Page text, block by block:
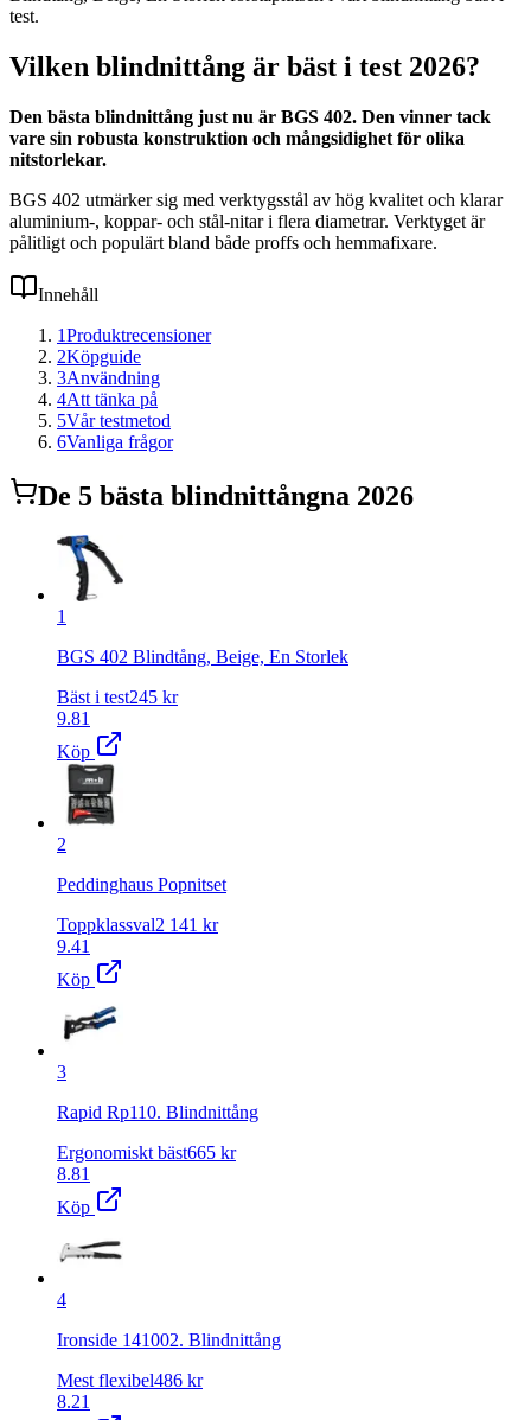
test.
Vilken blindnittång är bäst i test 2026?
Den bästa blindnittång just nu är BGS 402. Den vinner tack
vare sin robusta konstruktion och mångsidighet för olika
nitstorlekar.
BGS 402 utmärker sig med verktygsstål av hög kvalitet och klarar
aluminium-, koppar- och stål-nitar i flera diametrar. Verktyget är
pålitligt och populärt bland både proffs och hemmafixare.
Innehåll
1Produktrecensioner
2Köpguide
3Användning
4Att tänka på
5Vår testmetod
6Vanliga frågor
De 5 bästa blindnittångna 2026
1
BGS 402 Blindtång, Beige, En Storlek
Bäst i test245 kr
9.81
Köp
2
Peddinghaus Popnitset
Toppklassval2 141 kr
9.41
Köp
3
Rapid Rp110. Blindnittång
Ergonomiskt bäst665 kr
8.81
Köp
4
Ironside 141002. Blindnittång
Mest flexibel486 kr
8.21